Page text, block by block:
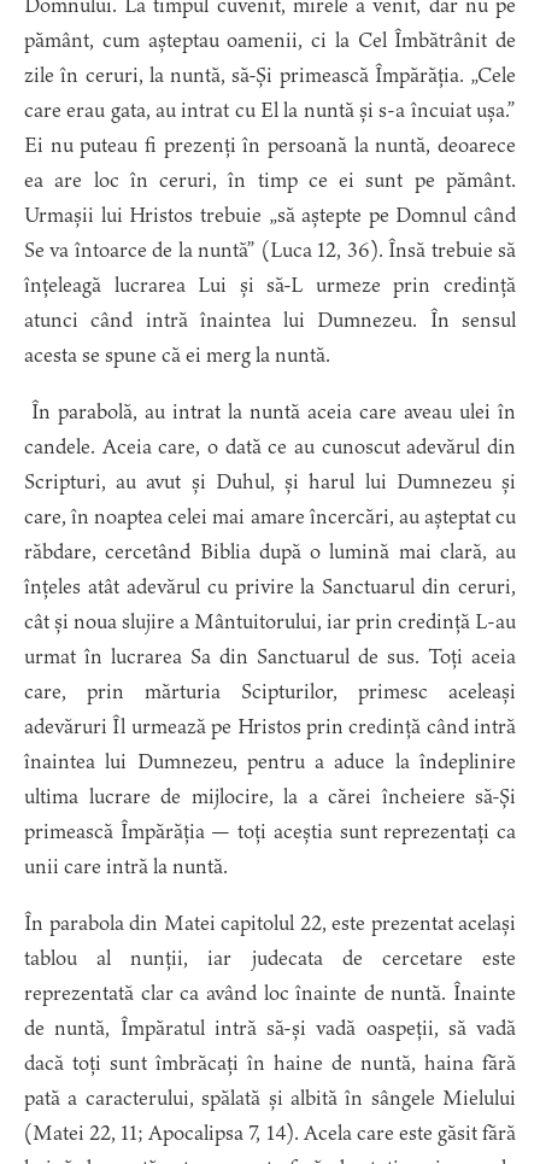
pământ, cum așteptau oamenii, ci la Cel Îmbătrânit de
zile în ceruri, la nuntă, să-Și primească Împărăția. „Cele
care erau gata, au intrat cu El la nuntă și s-a încuiat ușa.”
Ei nu puteau fi prezenți în persoană la nuntă, deoarece
ea are loc în ceruri, în timp ce ei sunt pe pământ.
Urmașii lui Hristos trebuie „să aștepte pe Domnul când
Se va întoarce de la nuntă” (Luca 12, 36). Însă trebuie să
înțeleagă lucrarea Lui și să-L urmeze prin credință
atunci când intră înaintea lui Dumnezeu. În sensul
acesta se spune că ei merg la nuntă.
În parabolă, au intrat la nuntă aceia care aveau ulei în
candele. Aceia care, o dată ce au cunoscut adevărul din
Scripturi, au avut și Duhul, și harul lui Dumnezeu și
care, în noaptea celei mai amare încercări, au așteptat cu
răbdare, cercetând Biblia după o lumină mai clară, au
înțeles atât adevărul cu privire la Sanctuarul din ceruri,
cât și noua slujire a Mântuitorului, iar prin credință L-au
urmat în lucrarea Sa din Sanctuarul de sus. Toți aceia
care, prin mărturia Scipturilor, primesc aceleași
adevăruri Îl urmează pe Hristos prin credință când intră
înaintea lui Dumnezeu, pentru a aduce la îndeplinire
ultima lucrare de mijlocire, la a cărei încheiere să-Și
primească Împărăția — toți aceștia sunt reprezentați ca
unii care intră la nuntă.
În parabola din Matei capitolul 22, este prezentat același
tablou al nunții, iar judecata de cercetare este
reprezentată clar ca având loc înainte de nuntă. Înainte
de nuntă, Împăratul intră să-și vadă oaspeții, să vadă
dacă toți sunt îmbrăcați în haine de nuntă, haina fără
pată a caracterului, spălată și albită în sângele Mielului
(Matei 22, 11; Apocalipsa 7, 14). Acela care este găsit fără